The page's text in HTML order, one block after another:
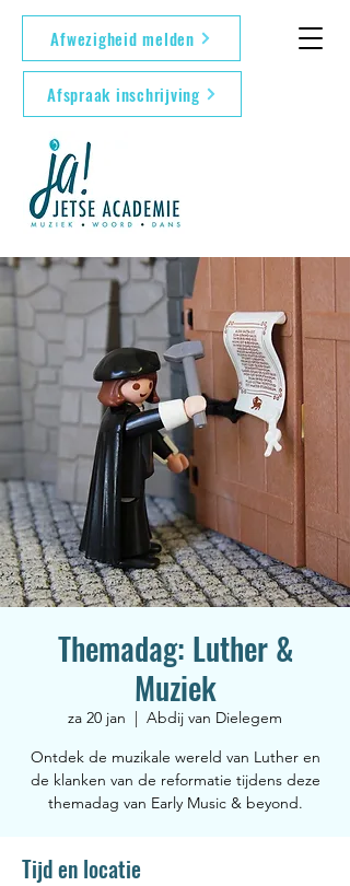
Afwezigheid melden
Afspraak inschrijving
Themadag: Luther &
Muziek
za 20 jan
  |
Abdij van Dielegem
Ontdek de muzikale wereld van Luther en
de klanken van de reformatie tijdens deze
themadag van Early Music & beyond.
Tijd en locatie